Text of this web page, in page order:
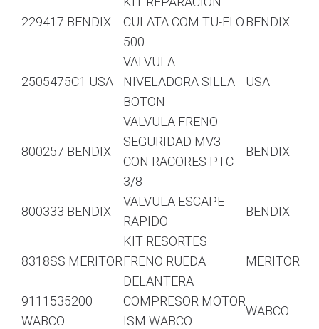
229417 BENDIX
CULATA COM TU-FLO
500
BENDIX
2505475C1 USA
VALVULA
NIVELADORA SILLA
BOTON
USA
800257 BENDIX
VALVULA FRENO
SEGURIDAD MV3
CON RACORES PTC
3/8
BENDIX
800333 BENDIX
VALVULA ESCAPE
RAPIDO
BENDIX
8318SS MERITOR
KIT RESORTES
FRENO RUEDA
DELANTERA
MERITOR
9111535200
WABCO
COMPRESOR MOTOR
ISM WABCO
WABCO